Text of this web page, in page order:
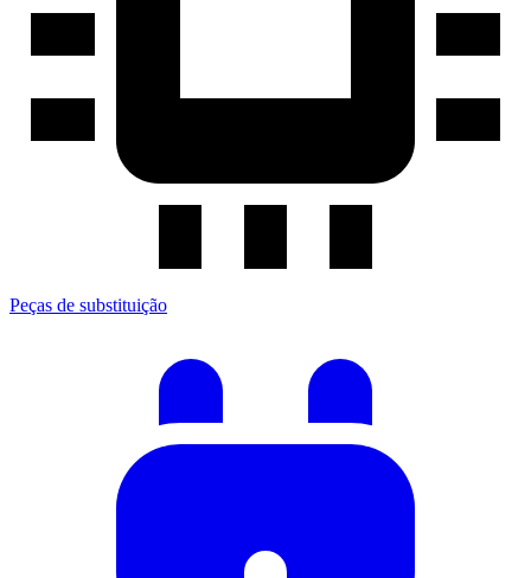
Peças de substituição